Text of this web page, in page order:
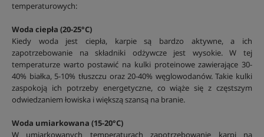
temperaturowych:
Woda ciepła (20-25°C)
Kiedy woda jest ciepła, karpie są bardzo aktywne, a ich
zapotrzebowanie na składniki odżywcze jest wysokie. W tej
temperaturze warto postawić na kulki proteinowe zawierające 30-
40% białka, 5-10% tłuszczu oraz 20-40% węglowodanów. Takie kulki
zaspokoją ich potrzeby energetyczne, co wiąże się z częstszym
odwiedzaniem łowiska i większą szansą na branie.
Woda umiarkowana (15-20°C)
W umiarkowanych temperaturach zapotrzebowanie karpi na